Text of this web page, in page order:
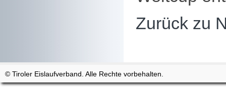
Zurück zu
© Tiroler Eislaufverband. Alle Rechte vorbehalten.